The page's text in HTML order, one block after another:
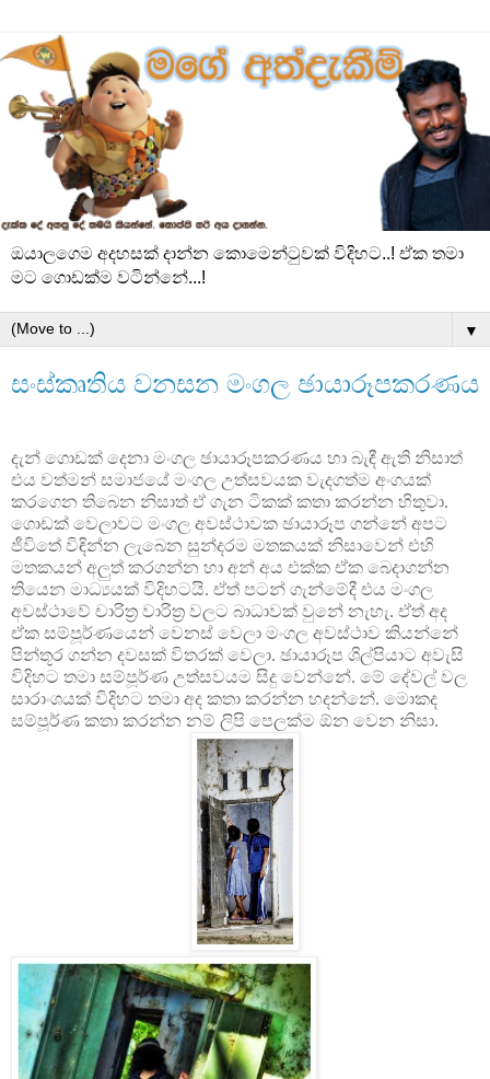
ඔයාලගෙම අදහසක් දාන්න කොමෙන්ටුවක් විදිහට..! ඒක තමා
මට ගොඩක්ම වටින්නේ...!
▼
සංස්කෘතිය වනසන මංගල ඡායාරූපකරණය
දැන් ගොඩක් දෙනා මංගල ඡායාරූපකරණය හා බැඳී ඇති නිසාත්
එය වත්මන් සමාජයේ මංගල උත්සවයක වැදගත්ම අංගයක්
කරගෙන තිබෙන නිසාත් ඒ ගැන ටිකක් කතා කරන්න හිතුවා.
ගොඩක් වෙලාවට මංගල අවස්ථාවක ඡායාරූප ගන්නේ අපට
ජීවිතේ විඳින්න ලැබෙන සුන්දරම මතකයක් නිසාවෙන් එහි
මතකයන් අලුත් කරගන්න හා අන් අය එක්ක ඒක බෙදාගන්න
තියෙන මාධ්‍යයක් විදිහටයි. ඒත් පටන් ගැන්මේදී එය මංගල
අවස්ථාවේ චාරිත්‍ර වාරිත්‍ර වලට බාධාවක් වුනේ නැහැ. ඒත් අද
ඒක සම්පූර්ණයෙන් වෙනස් වෙලා මංගල අවස්ථාව කියන්නේ
පින්තූර ගන්න දවසක් විතරක් වෙලා. ඡායාරූප ශිල්පියාට අවැසි
විදිහට තමා සම්පූර්ණ උත්සවයම සිදු වෙන්නේ. මේ දේවල් වල
සාරාංශයක් විදිහට තමා අද කතා කරන්න හදන්නේ. මොකද
සම්පූර්ණ කතා කරන්න නම් ලිපි පෙලක්ම ඕන වෙන නිසා.